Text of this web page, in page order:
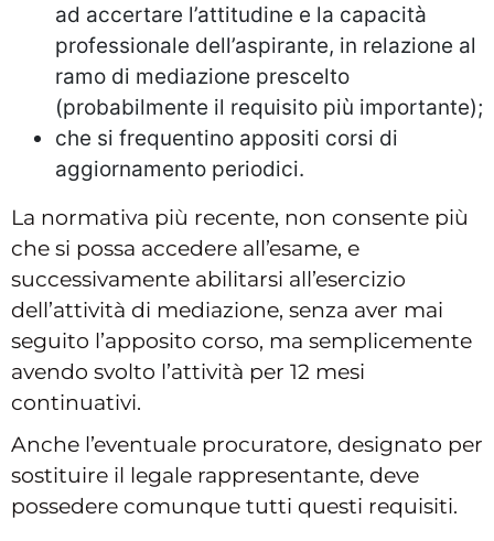
ad accertare l’attitudine e la capacità
professionale dell’aspirante, in relazione al
ramo di mediazione prescelto
(probabilmente il requisito più importante);
che si frequentino appositi corsi di
aggiornamento periodici.
La normativa più recente, non consente più
che si possa accedere all’esame, e
successivamente abilitarsi all’esercizio
dell’attività di mediazione, senza aver mai
seguito l’apposito corso, ma semplicemente
avendo svolto l’attività per 12 mesi
continuativi.
Anche l’eventuale procuratore, designato per
sostituire il legale rappresentante, deve
possedere comunque tutti questi requisiti.